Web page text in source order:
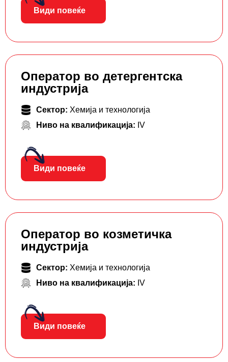
Види повеќе
Оператор во детергентска
индустрија
Сектор: Хемија и технологија
Ниво на квалификација: IV
Види повеќе
Оператор во козметичка
индустрија
Сектор: Хемија и технологија
Ниво на квалификација: IV
Види повеќе